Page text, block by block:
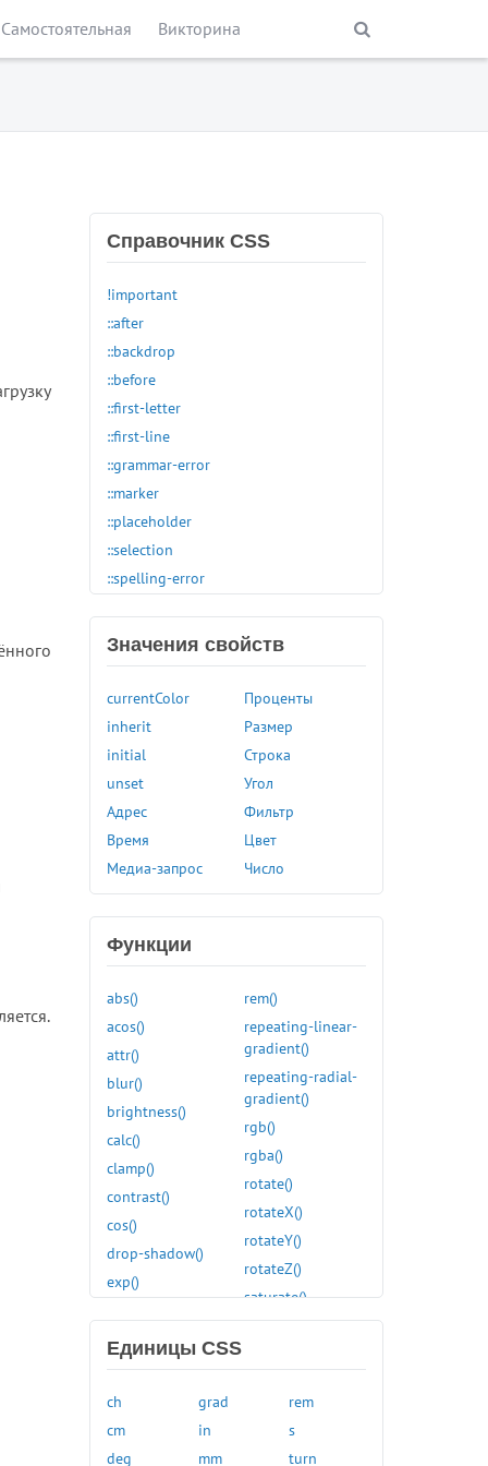
Самостоятельная Викторина
Справочник CSS
!important
::after
::backdrop
::before
::first-letter
::first-line
::grammar-error
::marker
::placeholder
::selection
::spelling-error
:any-link
:autofill
:buffering
:checked
:default
:defined
:dir
:disabled
:empty
:enabled
:first
:first-of-type
:focus
:focus-visible
:focus-within
:fullscreen
:has()
:hover
:in-range
:indeterminate
:invalid
:is()
:last-child
:last-of-type
:left
:link
:local-link
Значения свойств
currentColor
inherit
initial
unset
Адрес
Время
Медиа-запрос
Проценты
Размер
Строка
Угол
Фильтр
Цвет
Число
Функции
abs()
acos()
attr()
blur()
brightness()
calc()
clamp()
contrast()
cos()
drop-shadow()
exp()
hsl()
hue-rotate()
hwb()
inset()
rem()
repeating-linear-
gradient()
repeating-radial-
gradient()
rgb()
rgba()
rotate()
rotateX()
rotateY()
rotateZ()
saturate()
scale()
scaleZ()
Единицы CSS
ch
cm
deg
grad
in
mm
rem
s
turn